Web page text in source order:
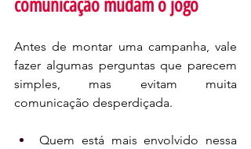
comunicação mudam o jogo
Antes de montar uma campanha, vale
fazer algumas perguntas que parecem
simples, mas evitam muita
comunicação desperdiçada.
Quem está mais envolvido nessa